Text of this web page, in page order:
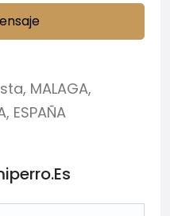
, MALAGA,
, ESPAÑA